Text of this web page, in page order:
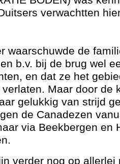
verwachtten
waarschuwde de
b.v. bij de brug wel
en dat ze het
Maar door de
gelukkig van strijd
de Canadezen
via Beekbergen en
verder nog op allerlei